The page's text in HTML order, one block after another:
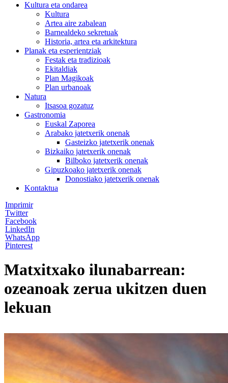
Kultura eta ondarea
Kultura
Artea aire zabalean
Barnealdeko sekretuak
Historia, artea eta arkitektura
Planak eta esperientziak
Festak eta tradizioak
Ekitaldiak
Plan Magikoak
Plan urbanoak
Natura
Itsasoa gozatuz
Gastronomia
Euskal Zaporea
Arabako jatetxerik onenak
Gasteizko jatetxerik onenak
Bizkaiko jatetxerik onenak
Bilboko jatetxerik onenak
Gipuzkoako jatetxerik onenak
Donostiako jatetxerik onenak
Kontaktua
Imprimir
Twitter
Facebook
LinkedIn
WhatsApp
Pinterest
Matxitxako ilunabarrean:
ozeanoak zerua ukitzen duen
lekuan